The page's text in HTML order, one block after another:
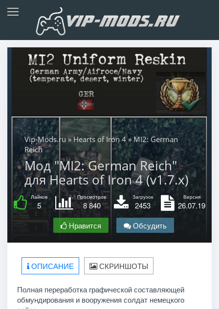
Vip-Mods.ru »Hearts of Iron 4» MI2: German
Reich
Мод "MI2: German Reich"
для Hearts of Iron 4 (v1.7.x)
Лайков
5
Просмотров
8 840
Загрузок
2453
Версия
26.07.19
Нравится
Обсудить
ОПИСАНИЕ СКРИНШОТЫ
Полная переработка графической составляющей
обмундирования и вооружения солдат немецкого